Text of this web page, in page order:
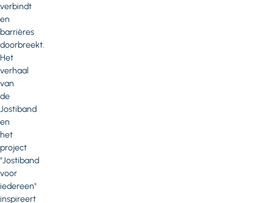
verbindt
en
barrières
doorbreekt.
Het
verhaal
van
de
Jostiband
en
het
project
"Jostiband
voor
iedereen"
inspireert